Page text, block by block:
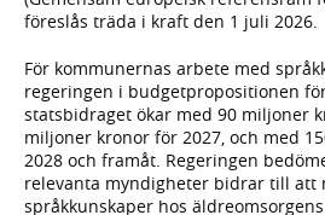
föreslås träda i kraft den 1 juli 2026.
För kommunernas arbete med
regeringen i budgetpropositionen
statsbidraget ökar med 90 miljoner
miljoner kronor för 2027, och med
2028 och framåt. Regeringen
relevanta myndigheter bidrar till att
språkkunskaper hos